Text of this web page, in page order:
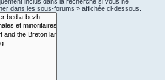
dans les sous-forums » affichée ci-dessous.